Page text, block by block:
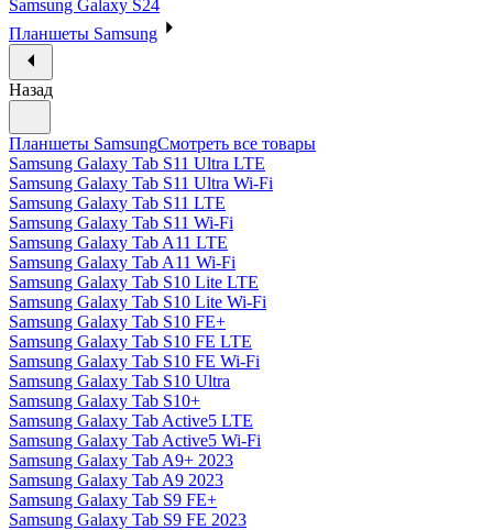
Samsung Galaxy S24
Планшеты Samsung
Назад
Планшеты SamsungСмотреть все товары
Samsung Galaxy Tab S11 Ultra LTE
Samsung Galaxy Tab S11 Ultra Wi-Fi
Samsung Galaxy Tab S11 LTE
Samsung Galaxy Tab S11 Wi-Fi
Samsung Galaxy Tab A11 LTE
Samsung Galaxy Tab A11 Wi-Fi
Samsung Galaxy Tab S10 Lite LTE
Samsung Galaxy Tab S10 Lite Wi-Fi
Samsung Galaxy Tab S10 FE+
Samsung Galaxy Tab S10 FE LTE
Samsung Galaxy Tab S10 FE Wi-Fi
Samsung Galaxy Tab S10 Ultra
Samsung Galaxy Tab S10+
Samsung Galaxy Tab Active5 LTE
Samsung Galaxy Tab Active5 Wi-Fi
Samsung Galaxy Tab A9+ 2023
Samsung Galaxy Tab A9 2023
Samsung Galaxy Tab S9 FE+
Samsung Galaxy Tab S9 FE 2023